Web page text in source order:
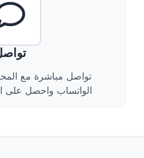
تواصل مباشرة مع
الواتساب واحصل على